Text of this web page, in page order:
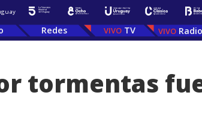
Redes TV
tormentas